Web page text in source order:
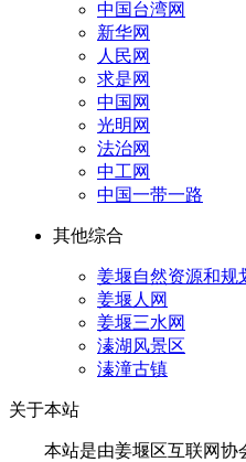
中国台湾网
新华网
人民网
求是网
中国网
光明网
法治网
中工网
中国一带一路
其他综合
姜堰自然资源和规
姜堰人网
姜堰三水网
溱湖风景区
溱潼古镇
关于本站
本站是由姜堰区互联网协